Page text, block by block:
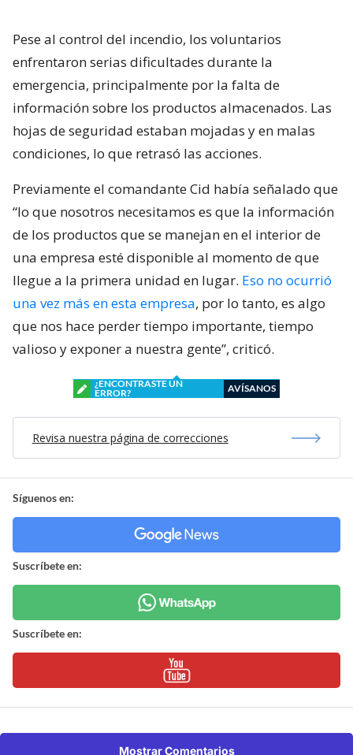
Pese al control del incendio, los voluntarios
enfrentaron serias dificultades durante la
emergencia, principalmente por la falta de
información sobre los productos almacenados. Las
hojas de seguridad estaban mojadas y en malas
condiciones, lo que retrasó las acciones.
Previamente el comandante Cid había señalado que
“lo que nosotros necesitamos es que la información
de los productos que se manejan en el interior de
una empresa esté disponible al momento de que
llegue a la primera unidad en lugar. Eso no ocurrió
una vez más en esta empresa, por lo tanto, es algo
que nos hace perder tiempo importante, tiempo
valioso y exponer a nuestra gente”, criticó.
¿ENCONTRASTE UN
ERROR?
AVÍSANOS
Revisa nuestra página de correcciones
Síguenos en:
Suscríbete en:
Suscríbete en:
Mostrar Comentarios